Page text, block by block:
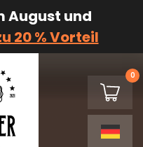
August und
20 % Vorteil
€0,00 0